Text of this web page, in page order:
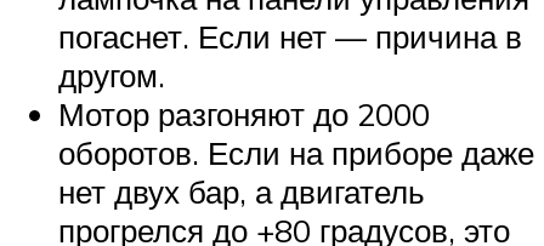
погаснет. Если нет — причина в
другом.
Мотор разгоняют до 2000
оборотов. Если на приборе даже
нет двух бар, а двигатель
прогрелся до +80 градусов, это